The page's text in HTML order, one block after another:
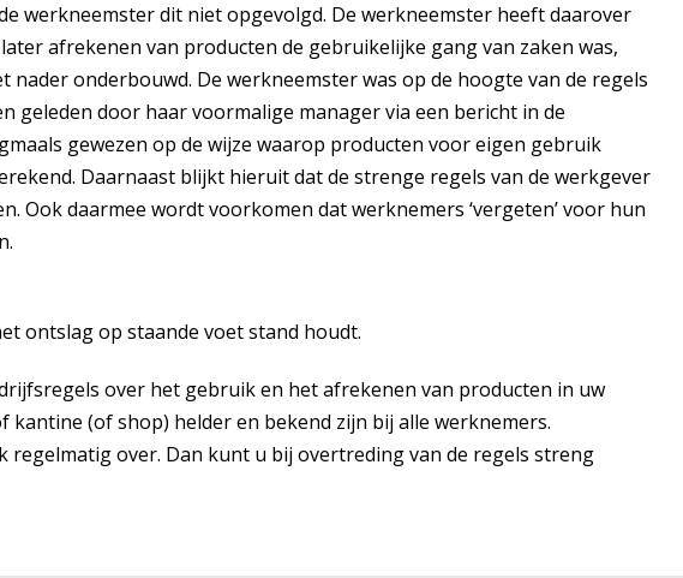
werkneemster dit niet opgevolgd. De werkneemster heeft daarover
afrekenen van producten de gebruikelijke gang van zaken was,
nader onderbouwd. De werkneemster was op de hoogte van de regels
geleden door haar voormalige manager via een bericht in de
gewezen op de wijze waarop producten voor eigen gebruik
Daarnaast blijkt hieruit dat de strenge regels van de werkgever
Ook daarmee wordt voorkomen dat werknemers ‘vergeten’ voor hun
ontslag op staande voet stand houdt.
over het gebruik en het afrekenen van producten in uw
(of shop) helder en bekend zijn bij alle werknemers.
regelmatig over. Dan kunt u bij overtreding van de regels streng